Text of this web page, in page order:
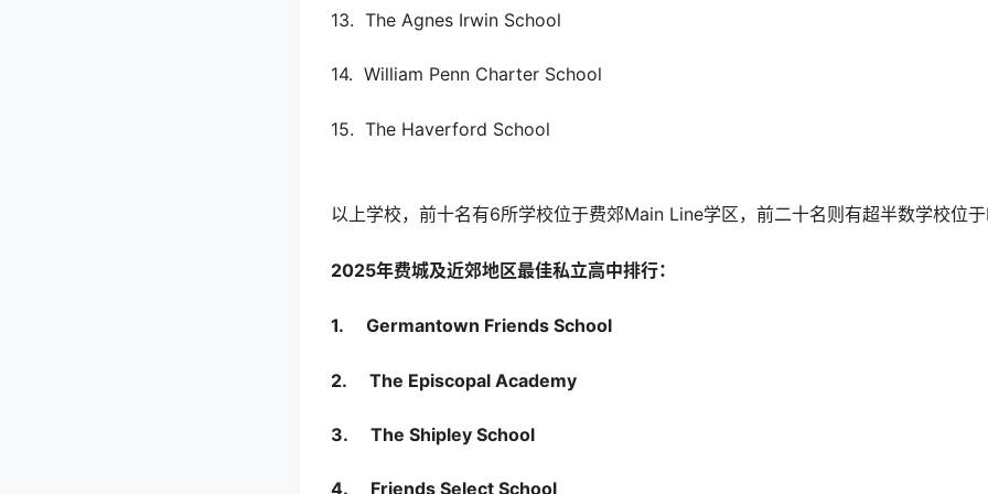
13. The Agnes Irwin School
14. William Penn Charter School
15. The Haverford School
以上学校，前十名有6所学校位于费郊Main Line学区，前二十名则有超半数学校位于
2025年费城及近郊地区最佳私立高中排行：
1. Germantown Friends School
2. The Episcopal Academy
3. The Shipley School
4. Friends Select School